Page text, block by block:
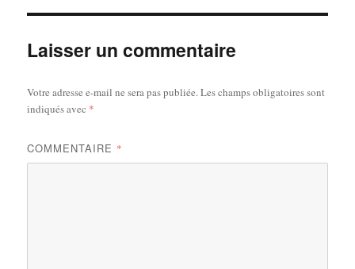
Laisser un commentaire
Votre adresse e-mail ne sera pas publiée.Les champs obligatoires sont
indiqués avec *
COMMENTAIRE *